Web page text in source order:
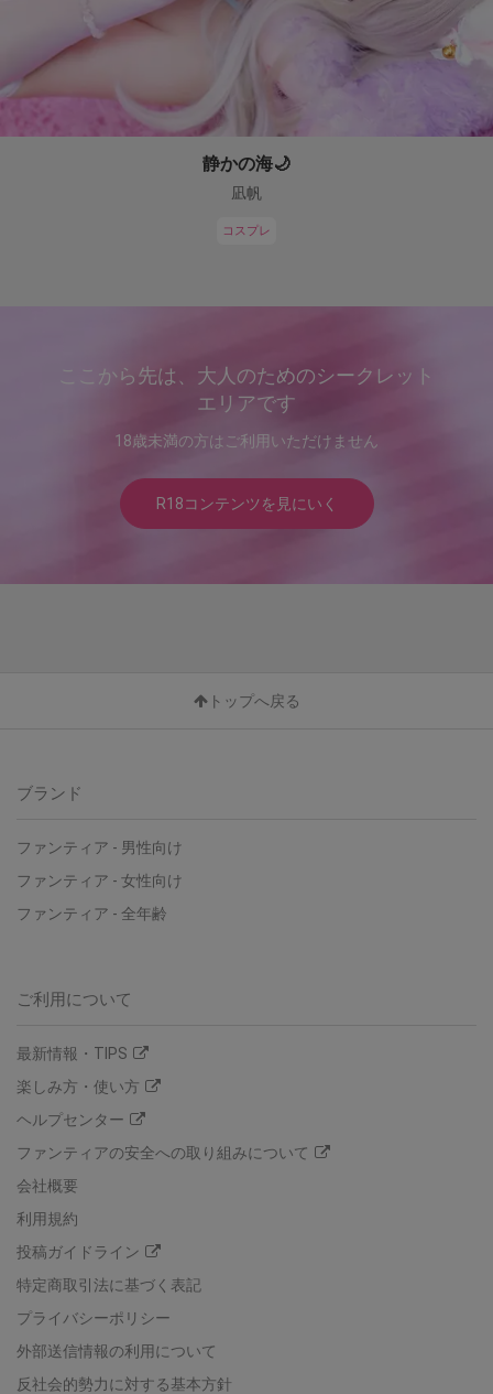
静かの海🌙
凪帆
コスプレ
ここから先は、大人のためのシークレット
エリアです
18歳未満の方はご利用いただけません
R18コンテンツを見にいく
トップへ戻る
ブランド
ファンティア - 男性向け
ファンティア - 女性向け
ファンティア - 全年齢
ご利用について
最新情報・TIPS
楽しみ方・使い方
ヘルプセンター
ファンティアの安全への取り組みについて
会社概要
利用規約
投稿ガイドライン
特定商取引法に基づく表記
プライバシーポリシー
外部送信情報の利用について
反社会的勢力に対する基本方針